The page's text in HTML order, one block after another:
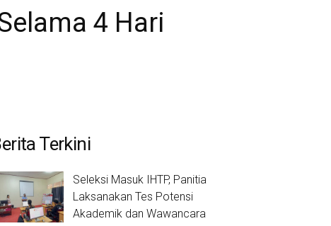
4 Hari
Terkini
Seleksi Masuk IHTP, Panitia
Laksanakan Tes Potensi
Akademik dan Wawancara